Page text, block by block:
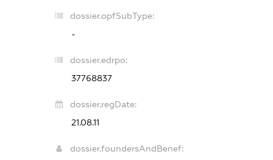
dossier.opfSubType:
-
dossier.edrpo:
37768837
dossier.regDate:
21.08.11
dossier.foundersAndBenef: